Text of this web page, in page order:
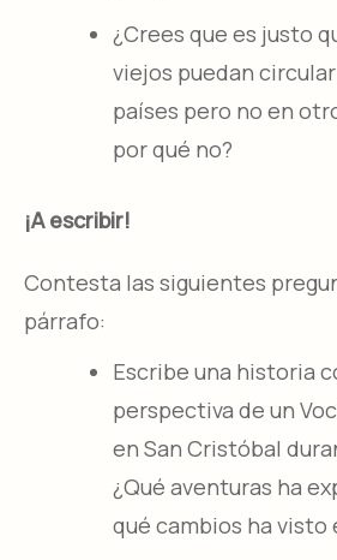
¿Crees que es justo
viejos puedan
países pero no en
por qué no?
¡A escribir!
Contesta las siguientes
párrafo:
Escribe una historia
perspectiva de un
en San Cristóbal
¿Qué aventuras ha
qué cambios ha visto